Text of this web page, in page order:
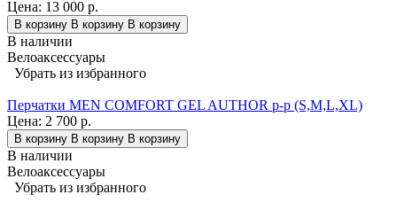
Цена: 13 000 р.
В корзину В корзину В корзину
В наличии
Велоаксессуары
Убрать из избранного
Перчатки MEN COMFORT GEL AUTHOR p-p (S,M,L,XL)
Цена: 2 700 р.
В корзину В корзину В корзину
В наличии
Велоаксессуары
Убрать из избранного